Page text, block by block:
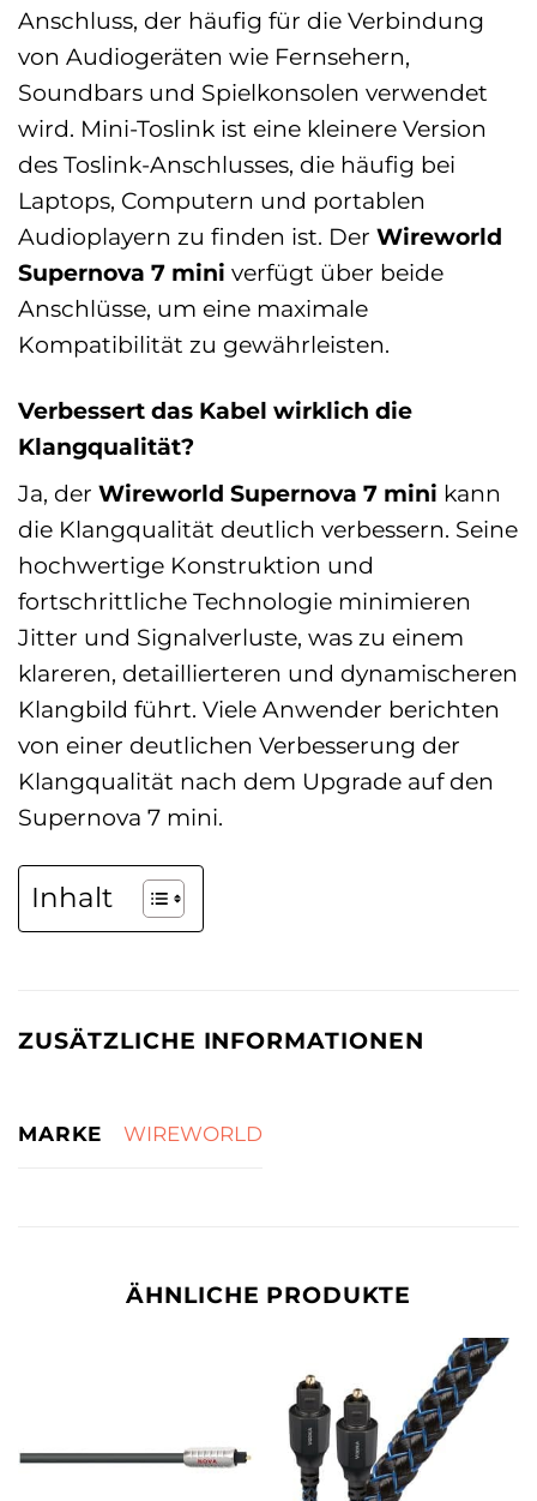
Anschluss, der häufig für die Verbindung
von Audiogeräten wie Fernsehern,
Soundbars und Spielkonsolen verwendet
wird. Mini-Toslink ist eine kleinere Version
des Toslink-Anschlusses, die häufig bei
Laptops, Computern und portablen
Audioplayern zu finden ist. Der Wireworld
Supernova 7 mini verfügt über beide
Anschlüsse, um eine maximale
Kompatibilität zu gewährleisten.
Verbessert das Kabel wirklich die
Klangqualität?
Ja, der Wireworld Supernova 7 mini kann
die Klangqualität deutlich verbessern. Seine
hochwertige Konstruktion und
fortschrittliche Technologie minimieren
Jitter und Signalverluste, was zu einem
klareren, detaillierteren und dynamischeren
Klangbild führt. Viele Anwender berichten
von einer deutlichen Verbesserung der
Klangqualität nach dem Upgrade auf den
Supernova 7 mini.
Inhalt
ZUSÄTZLICHE INFORMATIONEN
MARKE WIREWORLD
ÄHNLICHE PRODUKTE